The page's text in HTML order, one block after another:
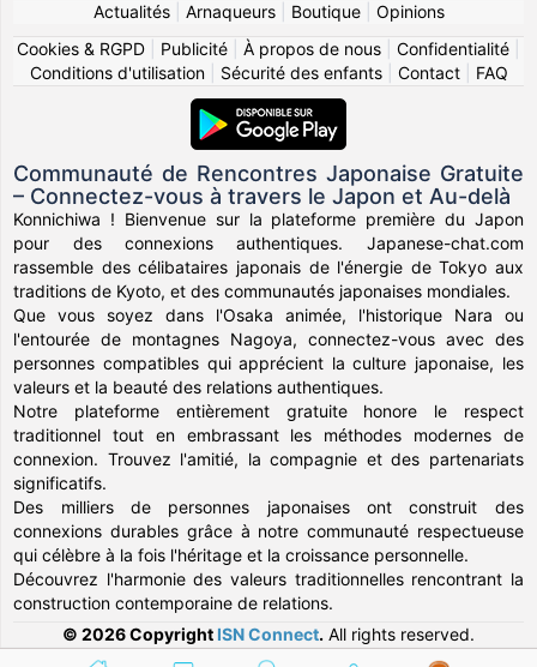
Actualités| Arnaqueurs| Boutique| Opinions
Cookies & RGPD
Publicité À propos de nous Confidentialité
Conditions d'utilisation| Sécurité des enfants| Contact| FAQ
Communauté de Rencontres Japonaise Gratuite
– Connectez-vous à travers le Japon et Au-delà
Konnichiwa ! Bienvenue sur la plateforme première du Japon
pour des connexions authentiques. Japanese-chat.com
rassemble des célibataires japonais de l'énergie de Tokyo aux
traditions de Kyoto, et des communautés japonaises mondiales.
Que vous soyez dans l'Osaka animée, l'historique Nara ou
l'entourée de montagnes Nagoya, connectez-vous avec des
personnes compatibles qui apprécient la culture japonaise, les
valeurs et la beauté des relations authentiques.
Notre plateforme entièrement gratuite honore le respect
traditionnel tout en embrassant les méthodes modernes de
connexion. Trouvez l'amitié, la compagnie et des partenariats
significatifs.
Des milliers de personnes japonaises ont construit des
connexions durables grâce à notre communauté respectueuse
qui célèbre à la fois l'héritage et la croissance personnelle.
Découvrez l'harmonie des valeurs traditionnelles rencontrant la
construction contemporaine de relations.
© 2026 Copyright ISN Connect. All rights reserved.